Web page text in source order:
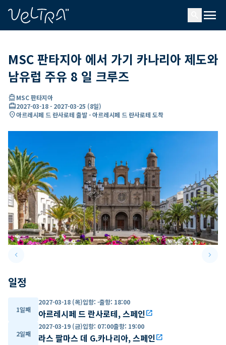
menu
MSC 판타지아 에서 가기 카나리아 제도와
남유럽 주유 8 일 크루즈
directions_boatMSC 판타지아
card_travel2027-03-18- 2027-03-25 (8일)
location_on아르레시페 드 란사로테 출발 - 아르레시페 드 란사로테 도착
keyboard_arrow_leftPrevious slide keyboard_arrow_right
일정
1일째
2027-03-18 (목)입항: -출항: 18:00
아르레시페 드 란사로테, 스페인open_in_new
2일째
2027-03-19 (금)입항: 07:00출항: 19:00
라스 팔마스 데 G.카나리아, 스페인open_in_new